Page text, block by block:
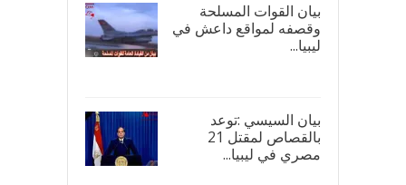
بيان القوات المسلحة
وقصفه لمواقع داعش في
ليبيا...
بيان السيسي :توعد
بالقصاص لمقتل 21
مصري في ليبيا...